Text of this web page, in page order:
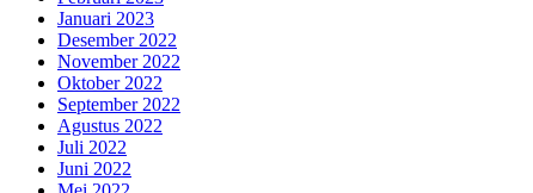
Januari 2023
Desember 2022
November 2022
Oktober 2022
September 2022
Agustus 2022
Juli 2022
Juni 2022